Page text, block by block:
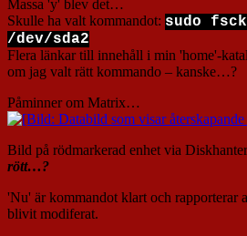
Massa 'y' blev det…
Skulle ha valt kommandot: sudo
/dev/sda2
Flera länkar till innehåll i min 'home'-
om jag valt rätt kommando – kanske…?
Påminner om Matrix…
Bild på rödmarkerad enhet via
rött…?
'Nu' är kommandot klart och rapporterar
blivit modiferat.